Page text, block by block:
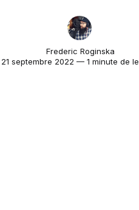
Frederic Roginska
21 septembre 2022 — 1 minute de